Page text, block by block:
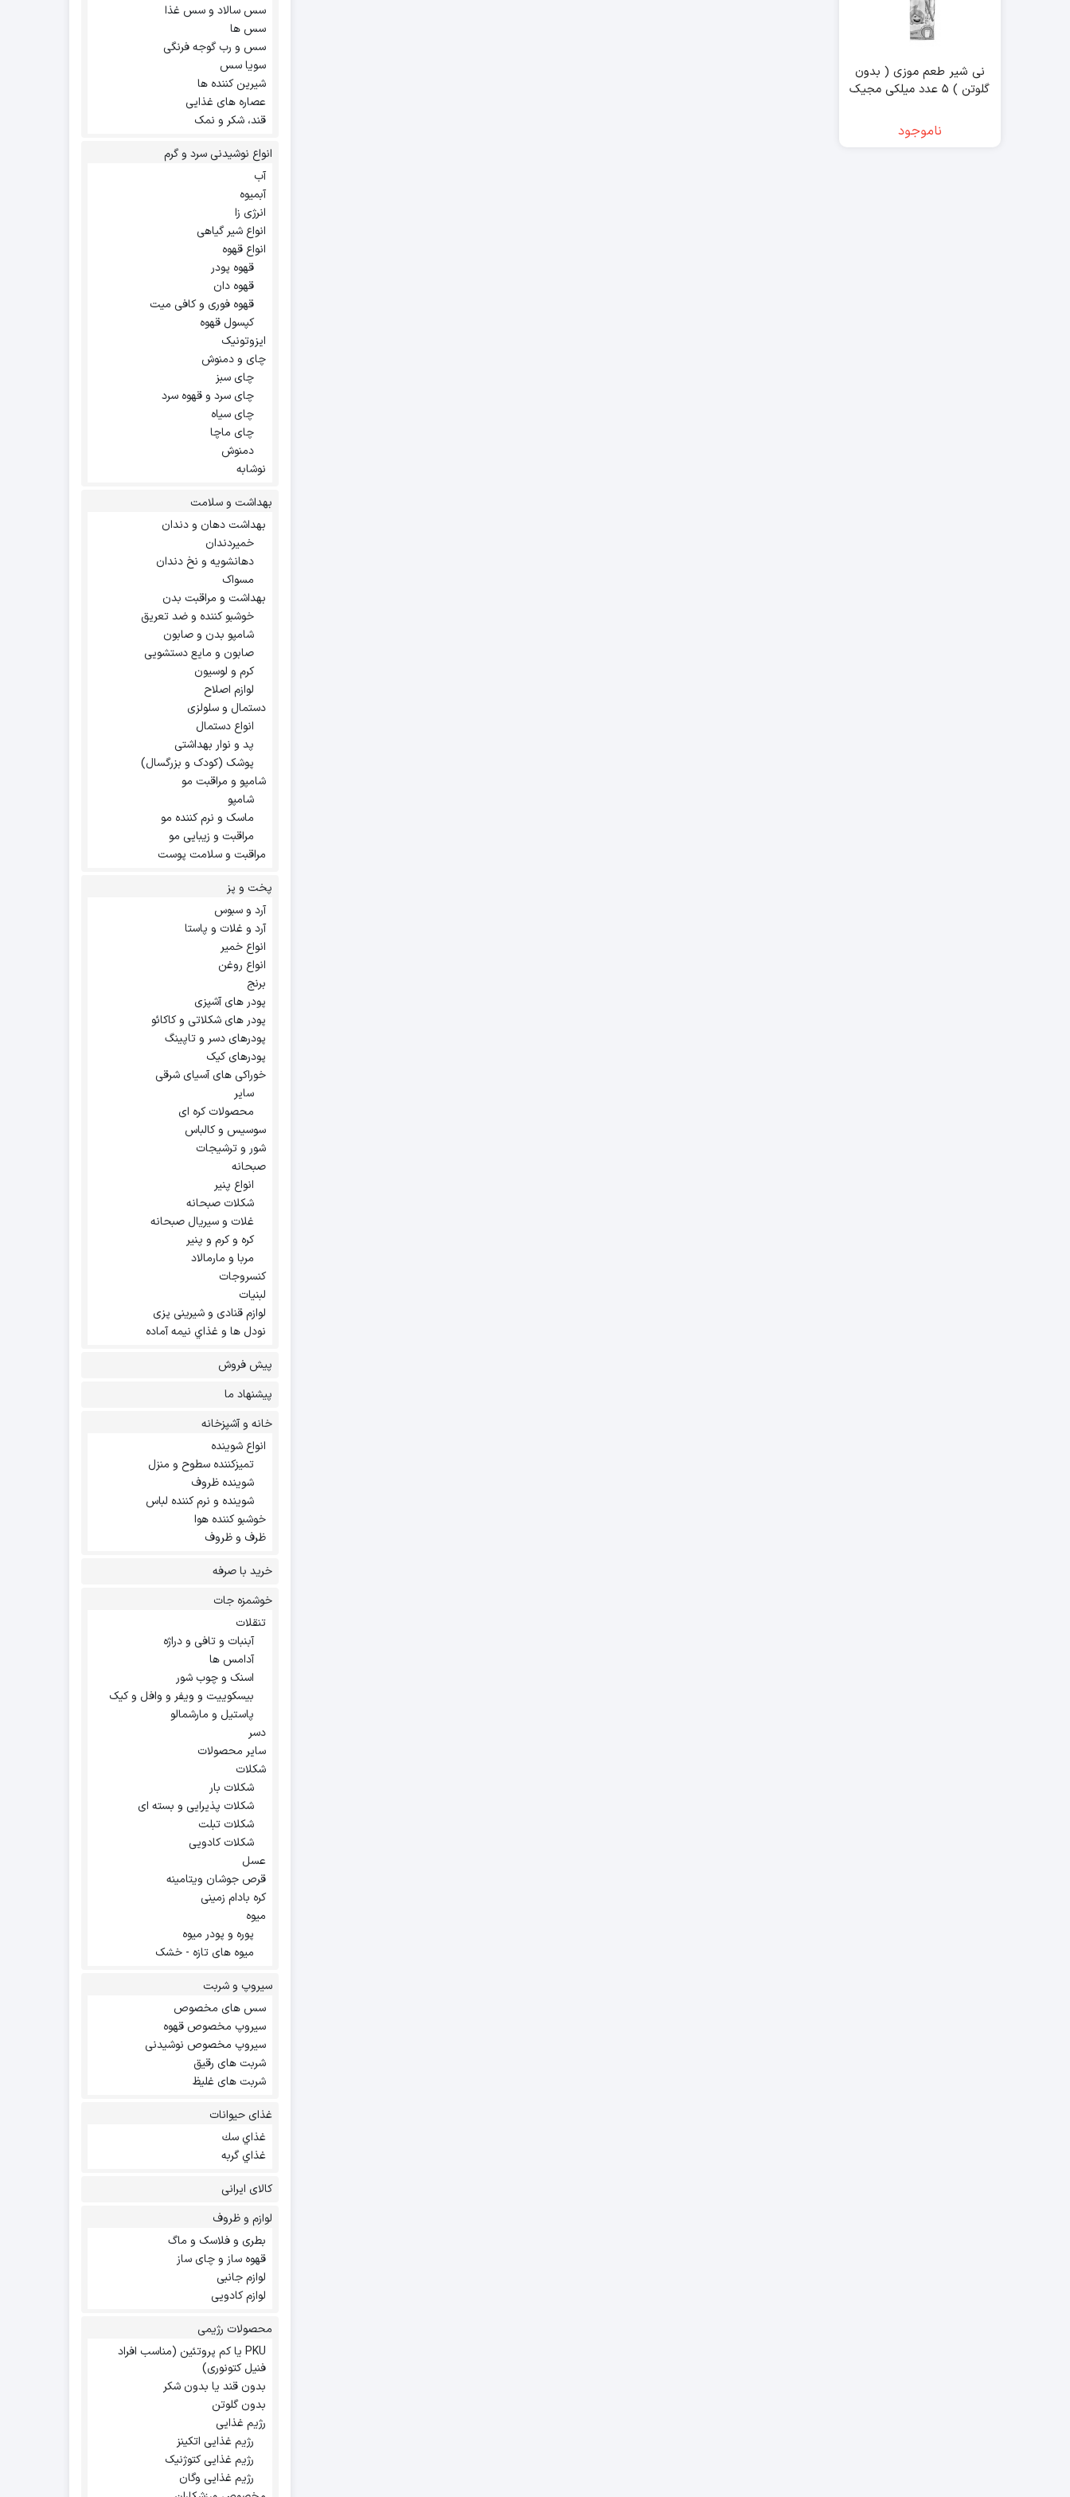
نی شیر طعم موزی ( بدون
گلوتن ) ۵ عدد میلکی مجیک
ناموجود
سس سالاد و سس غذا
سس ها
سس و رب گوجه فرنگی
سویا سس
شیرین کننده ها
عصاره های غذایی
قند، شکر و نمک
انواع نوشیدنی سرد و گرم
آب
آبمیوه
انرژی زا
انواع شیر گیاهی
انواع قهوه
قهوه پودر
قهوه دان
قهوه فوری و کافی میت
کپسول قهوه
ایزوتونیک
چای و دمنوش
چای سبز
چای سرد و قهوه سرد
چای سیاه
چای ماچا
دمنوش
نوشابه
بهداشت و سلامت
بهداشت دهان و دندان
خمیردندان
دهانشویه و نخ دندان
مسواک
بهداشت و مراقبت بدن
خوشبو کننده و ضد تعریق
شامپو بدن و صابون
صابون و مایع دستشویی
کرم و لوسیون
لوازم اصلاح
دستمال و سلولزی
انواع دستمال
پد و نوار بهداشتی
پوشک (کودک و بزرگسال)
شامپو و مراقبت مو
شامپو
ماسک و نرم کننده مو
مراقبت و زیبایی مو
مراقبت و سلامت پوست
پخت و پز
آرد و سبوس
آرد و غلات و پاستا
انواع خمیر
انواع روغن
برنج
پودر های آشپزی
پودر های شکلاتی و کاکائو
پودرهای دسر و تاپینگ
پودرهای کیک
خوراکی های آسیای شرقی
سایر
محصولات کره ای
سوسیس و کالباس
شور و ترشیجات
صبحانه
انواع پنیر
شکلات صبحانه
غلات و سیریال صبحانه
کره و کرم و پنیر
مربا و مارمالاد
کنسروجات
لبنیات
لوازم قنادی و شیرینی پزی
نودل ها و غذاي نيمه آماده
پیش فروش
پیشنهاد ما
خانه و آشپزخانه
انواع شوینده
تمیزکننده سطوح و منزل
شوینده ظروف
شوینده و نرم کننده لباس
خوشبو کننده هوا
ظرف و ظروف
خرید با صرفه
خوشمزه جات
تنقلات
آبنبات و تافی و دراژه
آدامس ها
اسنک و چوب شور
بیسکوییت و ویفر و وافل و کیک
پاستیل و مارشمالو
دسر
سایر محصولات
شکلات
شکلات بار
شکلات پذیرایی و بسته ای
شکلات تبلت
شکلات کادویی
عسل
قرص جوشان ویتامینه
کره بادام زمینی
میوه
پوره و پودر میوه
میوه های تازه - خشک
سیروپ و شربت
سس های مخصوص
سیروپ مخصوص قهوه
سیروپ مخصوص نوشیدنی
شربت های رقیق
شربت های غلیظ
غذای حیوانات
غذاي سك
غذاي گربه
کالای ایرانی
لوازم و ظروف
بطری و فلاسک و ماگ
قهوه ساز و چای ساز
لوازم جانبی
لوازم کادویی
محصولات رژیمی
PKU یا کم پروتئین (مناسب افراد
فنیل کتونوری)
بدون قند یا بدون شکر
بدون گلوتن
رژیم غذایی
رژیم غذایی اتکینز
رژیم غذایی کتوژنیک
رژیم غذایی وگان